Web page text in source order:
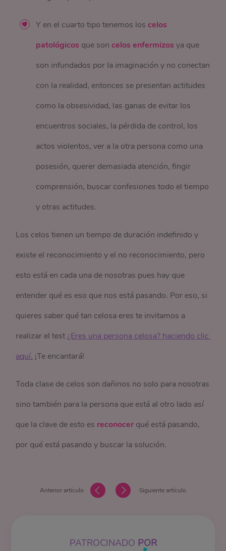
Y en el cuarto tipo tenemos loscelos
patológicos que soncelos enfermizosya que
son infundados por la imaginación y no conectan
con la realidad, entonces se presentan actitudes
como la obsesividad, las ganas de evitar los
encuentros sociales, la pérdida de control, los
actos violentos, ver a la otra persona como una
posesión, querer demasiada atención, fingir
comprensión, buscar confesiones todo el tiempo
y otras actitudes.
Los celos tienen un tiempo de duración indefinido y
existe el reconocimiento y el no reconocimiento, pero
esto está en cada una de nosotras pues hay que
entender qué es eso que nos está pasando. Por eso, si
quieres saber qué tan celosa eres te invitamos a
realizar el test¿Eres una persona celosa? haciendo clic
aquí. ¡Te encantará!
Toda clase de celos son dañinos no solo para nosotras
sino también para la persona que está al otro lado así
que la clave de esto es reconocer qué está pasando,
por qué está pasando y buscar la solución.
Anterior artículo Siguiente artículo
PATROCINADO POR